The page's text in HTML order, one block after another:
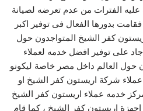
الفترات من عدم تعرضه لصيانة
بدورها الفعال فى توفير اكبر
كفر الشيخ المتواجدون حول
على توفير افضل خدمه لعملاء
حول العالم داخل مصر خاصة ليكونو
شركة اريستون كفر الشيخ او
خدمه عملاء اريستون كفر الشيخ
اريستون كفر الشيخ ، كما قام